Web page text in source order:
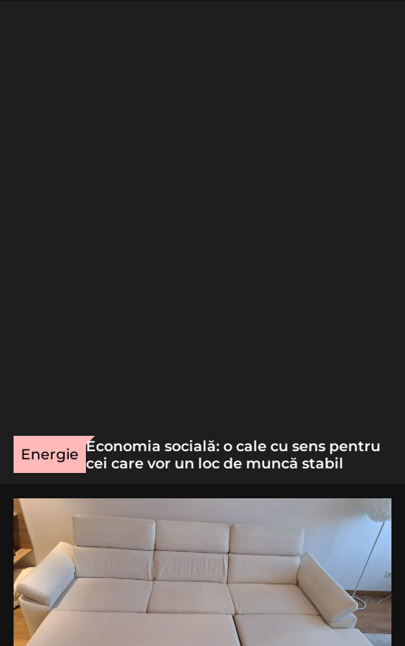
Energie
rară
Economia socială: o cale cu sens pentru
cei care vor un loc de muncă stabil